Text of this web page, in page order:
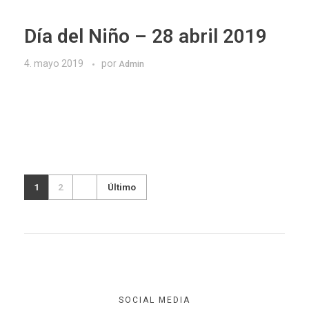
Día del Niño – 28 abril 2019
4. mayo 2019 por Admin
1 2 Último
SOCIAL MEDIA